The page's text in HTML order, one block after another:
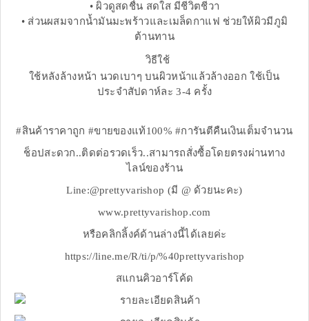
​• ผิวดูสดชื่น สดใส มีชีวิตชีวา
​• ส่วนผสมจากน้ำมันมะพร้าวและเมล็ดกาแฟ ช่วยให้ผิวมีภูมิ
ต้านทาน
วิธีใช้
ใช้หลังล้างหน้า นวดเบาๆ บนผิวหน้าแล้วล้างออก ใช้เป็น
ประจำสัปดาห์ละ 3-4 ครั้ง
#สินค้าราคาถูก #ขายของแท้100% #การันตีคืนเงินเต็มจำนวน
ช็อปสะดวก..ติดต่อรวดเร็ว..สามารถสั่งซื้อโดยตรงผ่านทาง
ไลน์ของร้าน
Line:@prettyvarishop (มี @ ด้วยนะคะ)
www.prettyvarishop.com
หรือคลิกลิ้งค์ด้านล่างนี้ได้เลยค่ะ
https://line.me/R/ti/p/%40prettyvarishop
สแกนคิวอาร์โค้ด